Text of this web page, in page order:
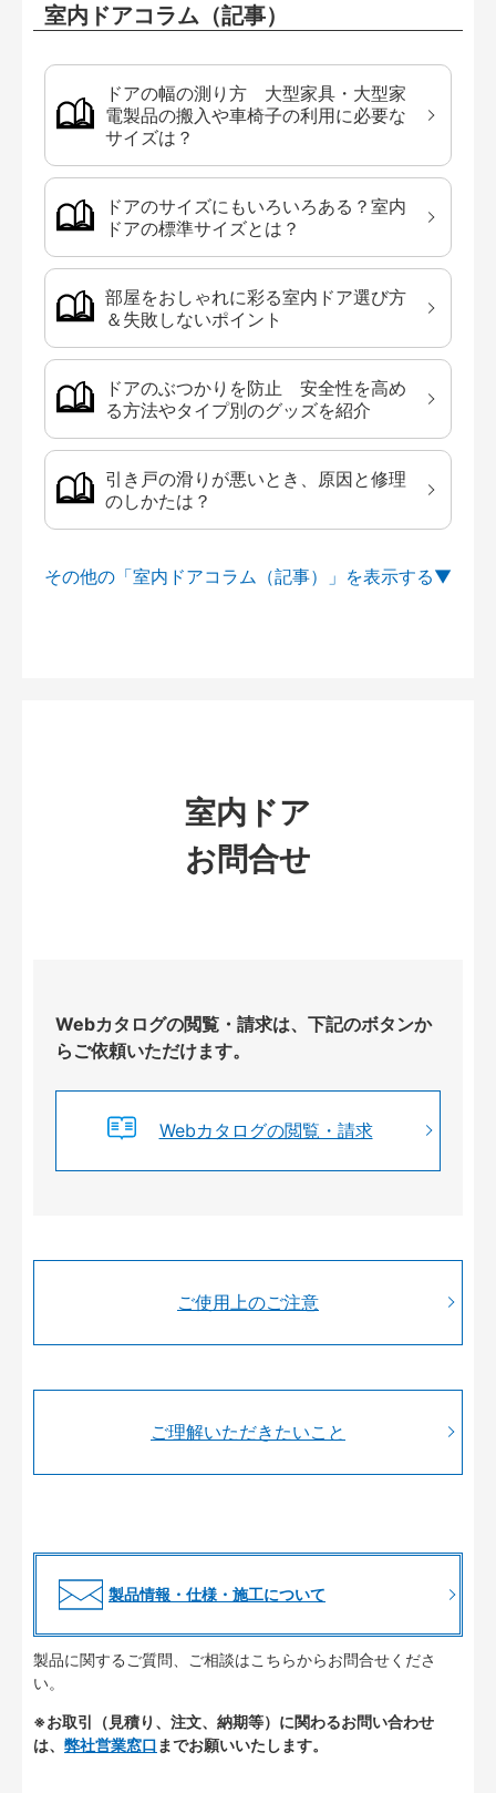
室内ドアコラム（記事）
ドアの幅の測り方 大型家具・大型家
電製品の搬入や車椅子の利用に必要な
サイズは？
ドアのサイズにもいろいろある？室内
ドアの標準サイズとは？
部屋をおしゃれに彩る室内ドア選び方
＆失敗しないポイント
ドアのぶつかりを防止 安全性を高め
る方法やタイプ別のグッズを紹介
引き戸の滑りが悪いとき、原因と修理
のしかたは？
その他の「室内ドアコラム（記事）」を
室内ドア
お問合せ
Webカタログの閲覧・請求は、下記のボタンか
らご依頼いただけます。
Webカタログの閲覧・請求
ご使用上のご注意
ご理解いただきたいこと
製品情報・仕様・施工について
製品に関するご質問、ご相談はこちらからお問合せくださ
い。
※お取引（見積り、注文、納期等）に関わるお問い合わせ
は、 弊社営業窓口 までお願いいたします。